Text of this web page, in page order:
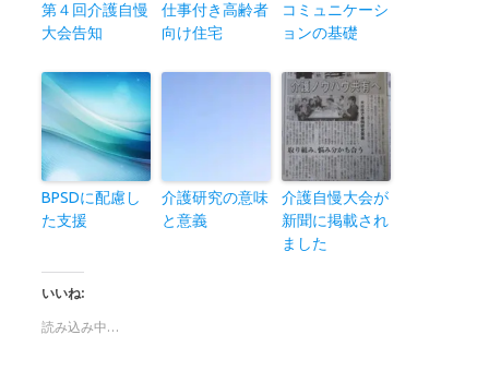
第４回介護自慢
大会告知
仕事付き高齢者
向け住宅
コミュニケーシ
ョンの基礎
BPSDに配慮し
た支援
介護研究の意味
と意義
介護自慢大会が
新聞に掲載され
ました
いいね:
読み込み中…